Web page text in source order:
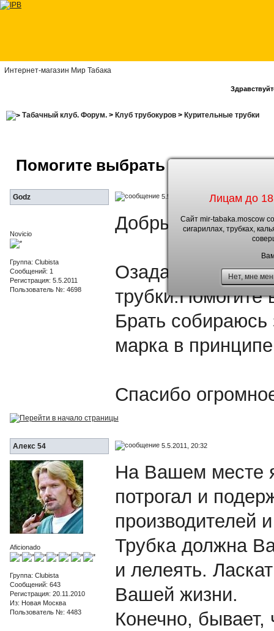
Интернет-магазин Мир Табака
Лицам до
Сайт mir-tabaka.moscow
сигариллах, трубках,
Нет, мне
Табачный клуб. Форум.> Клуб трубокуров> Курительные трубки
Помогите выбрать первую
Godz 5.5.2011, 20:04
Novicio
Группа: Clubista
Сообщений: 1
Регистрация: 5.5.2011
Пользователь №: 4698
Добрый день
Озадачился
трубки.Помогите
Брать собираюсь
марка в
Спасибо
Алекс 54 5.5.2011, 20:32
Aficionado
Группа: Clubista
Сообщений: 643
Регистрация: 20.11.2010
Из: Новая Москва
Пользователь №: 4483
На Вашем месте
потрогал и
производителей
Трубка должна
и лелеять.
Вашей жизни.
Конечно, бывает,